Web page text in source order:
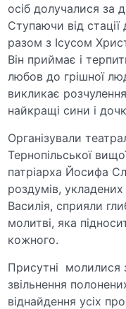
осіб долучалися за
Ступаючи від стації
разом з Ісусом
Він приймає і
любов до грішної
викликає
найкращі сини і
Організували
Тернопільської
патріарха Йосифа
роздумів,
Василія, сприяли
молитві, яка
кожного.
Присутні молилися
звільнення
віднайдення усіх